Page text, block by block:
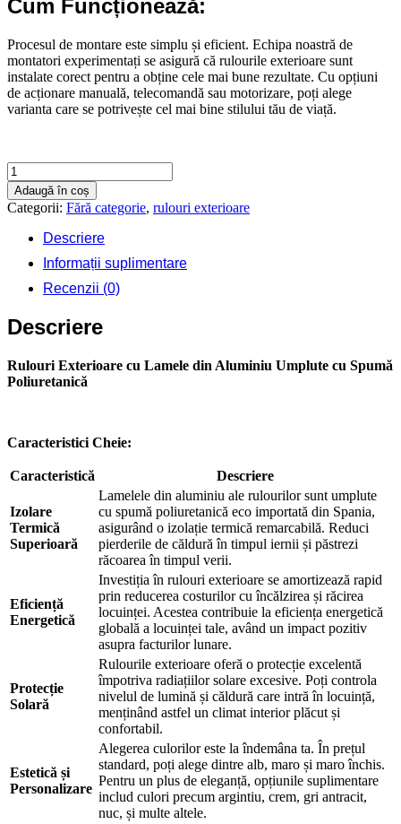
Cum Funcționează:
Procesul de montare este simplu și eficient. Echipa noastră de
montatori experimentați se asigură că rulourile exterioare sunt
instalate corect pentru a obține cele mai bune rezultate. Cu opțiuni
de acționare manuală, telecomandă sau motorizare, poți alege
varianta care se potrivește cel mai bine stilului tău de viață.
Cantitate
Rulouri
exterioare
1300
Adaugă în coș
Categorii: Fără categorie, rulouri exterioare
Descriere
Informații suplimentare
Recenzii (0)
Descriere
Rulouri Exterioare cu Lamele din Aluminiu Umplute cu Spumă
Poliuretanică
Caracteristici Cheie:
Caracteristică Descriere
Izolare
Termică
Superioară
Lamelele din aluminiu ale rulourilor sunt umplute
cu spumă poliuretanică eco importată din Spania,
asigurând o izolație termică remarcabilă. Reduci
pierderile de căldură în timpul iernii și păstrezi
răcoarea în timpul verii.
Eficiență
Energetică
Investiția în rulouri exterioare se amortizează rapid
prin reducerea costurilor cu încălzirea și răcirea
locuinței. Acestea contribuie la eficiența energetică
globală a locuinței tale, având un impact pozitiv
asupra facturilor lunare.
Protecție
Solară
Rulourile exterioare oferă o protecție excelentă
împotriva radiațiilor solare excesive. Poți controla
nivelul de lumină și căldură care intră în locuință,
menținând astfel un climat interior plăcut și
confortabil.
Estetică și
Personalizare
Alegerea culorilor este la îndemâna ta. În prețul
standard, poți alege dintre alb, maro și maro închis.
Pentru un plus de eleganță, opțiunile suplimentare
includ culori precum argintiu, crem, gri antracit,
nuc, și multe altele.
Contactează-ne rapid
Ne poți trimite un mesaj, sau poți lăsa numărul tău de telefon
Închide